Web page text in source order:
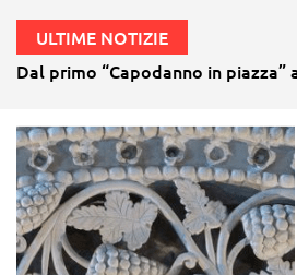
ULTIME NOTIZIE
Dal primo “Capodanno in